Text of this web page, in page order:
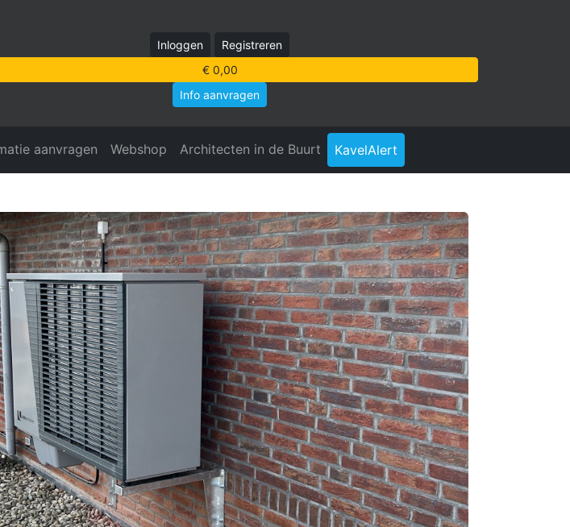
Inloggen
Registreren
€ 0,00
Info aanvragen
aanvragen Webshop Architecten in de Buurt KavelAlert